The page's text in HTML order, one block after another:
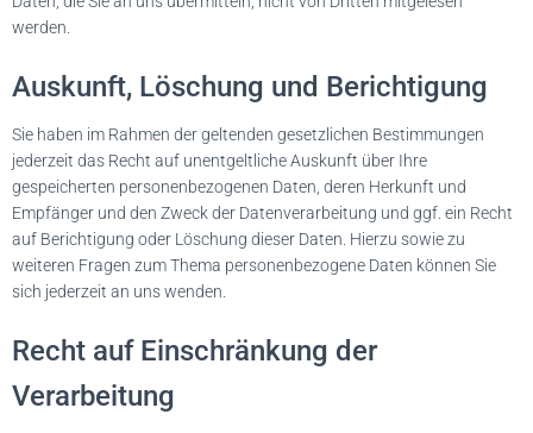
werden.
Auskunft, Löschung und Berichtigung
Sie haben im Rahmen der geltenden gesetzlichen Bestimmungen
jederzeit das Recht auf unentgeltliche Auskunft über Ihre
gespeicherten personenbezogenen Daten, deren Herkunft und
Empfänger und den Zweck der Datenverarbeitung und ggf. ein Recht
auf Berichtigung oder Löschung dieser Daten. Hierzu sowie zu
weiteren Fragen zum Thema personenbezogene Daten können Sie
sich jederzeit an uns wenden.
Recht auf Einschränkung der
Verarbeitung